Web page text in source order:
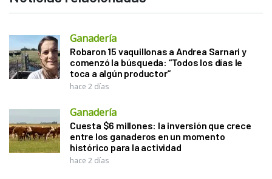
Ganadería
Robaron 15 vaquillonas a Andrea Sarnari y
comenzó la búsqueda: “Todos los días le
toca a algún productor”
hace 2 días
Ganadería
Cuesta $6 millones: la inversión que crece
entre los ganaderos en un momento
histórico para la actividad
hace 2 días